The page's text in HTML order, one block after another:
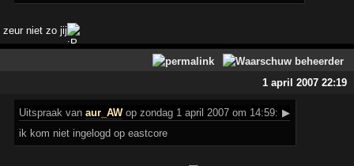
zeur niet zo jij
1 april 2007 22:19
Uitspraak vanaur_AWop zondag 1 april 2007 om 14:59: ▶
ik kom niet ingelogd op eastcore